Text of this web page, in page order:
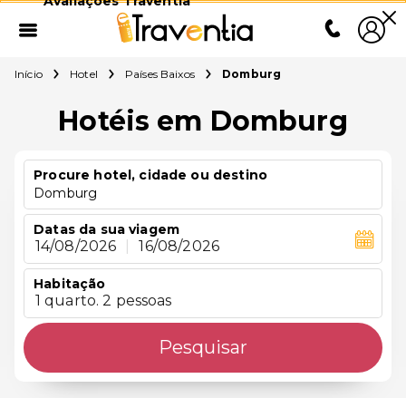
Início Hotel Países Baixos Domburg
Hotéis em Domburg
Procure hotel, cidade ou destino
Domburg
Datas da sua viagem
14/08/2026 16/08/2026
Habitação
1 quarto. 2 pessoas
Pesquisar